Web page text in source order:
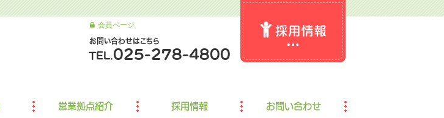
お問い合わせはこちら
TEL. 025-278-4800
会員ページ
営業拠点紹介 採用情報 お問い合わせ